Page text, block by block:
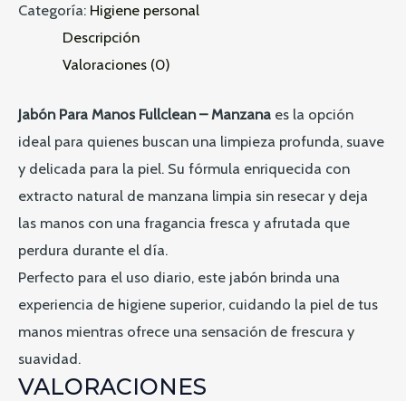
Fullclean
Manzana:
y
Suavidad
en
Cada
Lavado
cantidad
Categoría: Higiene personal
Descripción
Valoraciones (0)
Jabón Para Manos Fullclean – Manzana es la opción
ideal para quienes buscan una limpieza profunda, suave
y delicada para la piel. Su fórmula enriquecida con
extracto natural de manzana limpia sin resecar y deja
las manos con una fragancia fresca y afrutada que
perdura durante el día.
Perfecto para el uso diario, este jabón brinda una
experiencia de higiene superior, cuidando la piel de tus
manos mientras ofrece una sensación de frescura y
suavidad.
VALORACIONES